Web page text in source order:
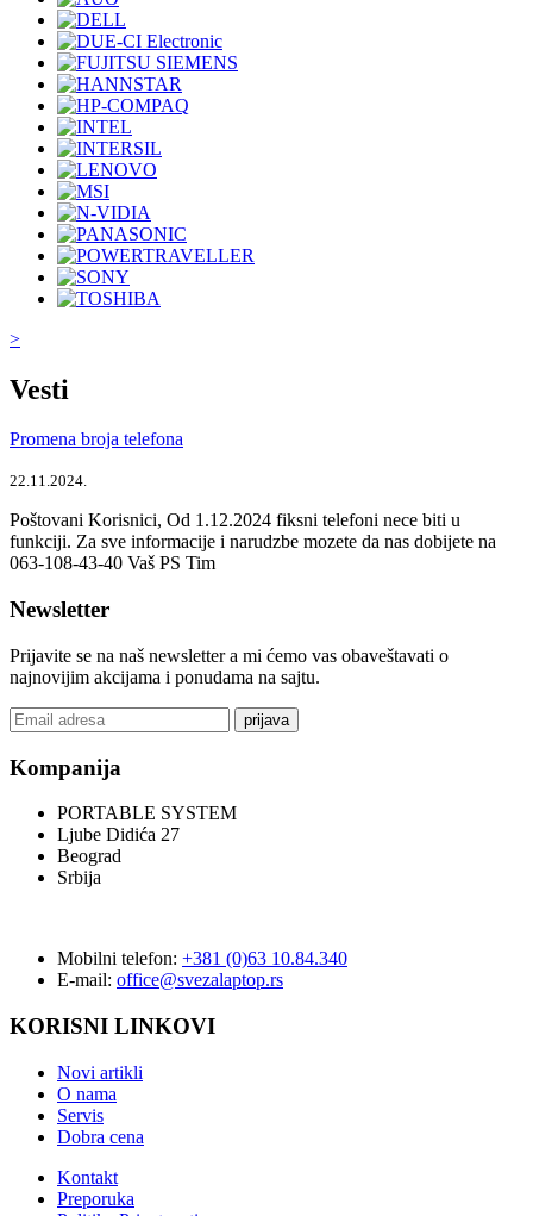
>
Vesti
Promena broja telefona
22.11.2024.
Poštovani Korisnici, Od 1.12.2024 fiksni telefoni nece biti u
funkciji. Za sve informacije i narudzbe mozete da nas dobijete na
063-108-43-40 Vaš PS Tim
Newsletter
Prijavite se na naš newsletter a mi ćemo vas obaveštavati o
najnovijim akcijama i ponudama na sajtu.
prijava
Kompanija
PORTABLE SYSTEM
Ljube Didića 27
Beograd
Srbija
Mobilni telefon: +381 (0)63 10.84.340
E-mail: office@svezalaptop.rs
KORISNI LINKOVI
Novi artikli
O nama
Servis
Dobra cena
Kontakt
Preporuka